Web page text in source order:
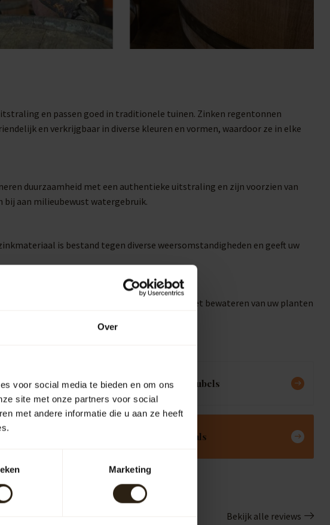
Over
voor social media te bieden en om ons
site met onze partners voor social
met andere informatie die u aan ze heeft
Marketing
en passen goed in traditionele tuinen. Zinken regentonnen
en verkrijgbaar in diverse kleuren en vormen, waardoor ze in elke
duurzaamheid met een authentieke uitstraling en zijn voorzien van
bij aan milieubewust watergebruik.
is bestand tegen diverse weersomstandigheden en geeft uw
vullen of uw tuin besproeien. Dit maakt het bewateren van uw planten
Meubels
Deals
Bekijk alle reviews